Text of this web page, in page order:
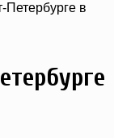
в